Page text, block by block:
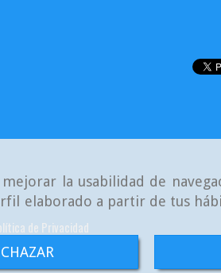
la usabilidad de
elaborado a partir de tus
de Privacidad